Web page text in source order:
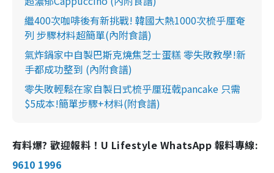
繼400次咖啡後有新挑戰! 韓國大熱1000次梳乎厘奄
列 步驟材料超簡單(內附食譜)
氣炸鍋家中自製巴斯克燒焦芝士蛋糕 零失敗教學!新
手都成功整到 (內附食譜)
零失敗輕鬆在家自製日式梳乎厘班戟pancake 只需
$5成本!簡單步驟+材料(附食譜)
有料爆? 歡迎報料！U Lifestyle WhatsApp 報料專線:
9610 1996